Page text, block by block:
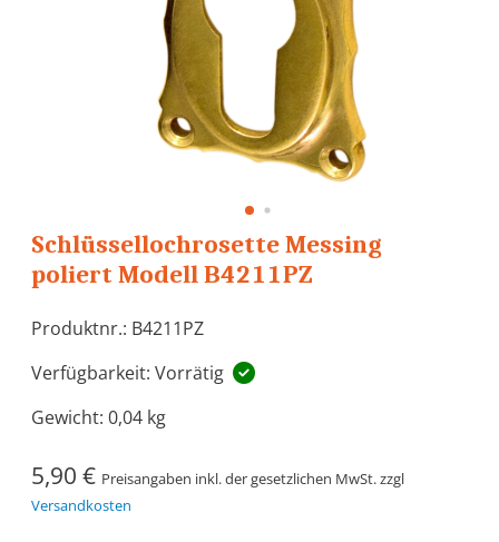
Schlüssellochrosette Messing
poliert Modell B4211PZ
Produktnr.: B4211PZ
Verfügbarkeit: Vorrätig
Gewicht: 0,04 kg
5,90 € Preisangaben inkl. der gesetzlichen MwSt. zzgl
Versandkosten